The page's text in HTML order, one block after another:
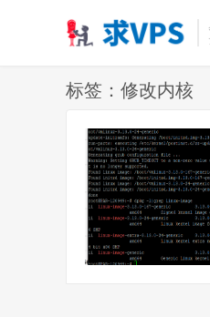
标签：修改内核